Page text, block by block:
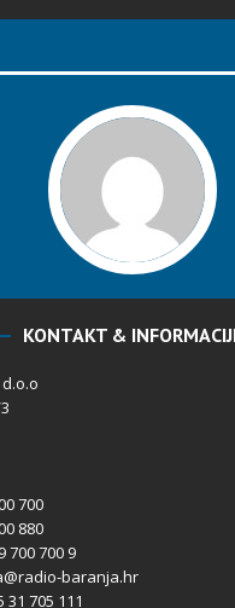
KONTAKT &
d.o.o
700
880
700 700 9
baranja.hr
31 705 111